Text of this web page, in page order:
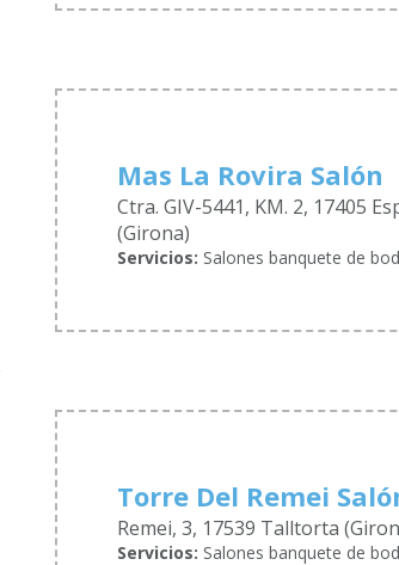
Mas La Rovira Salón
Ctra. GIV-5441, KM. 2, 17405
(Girona)
Servicios: Salones banquete de
Torre Del Remei
Remei, 3, 17539 Talltorta
Servicios: Salones banquete de